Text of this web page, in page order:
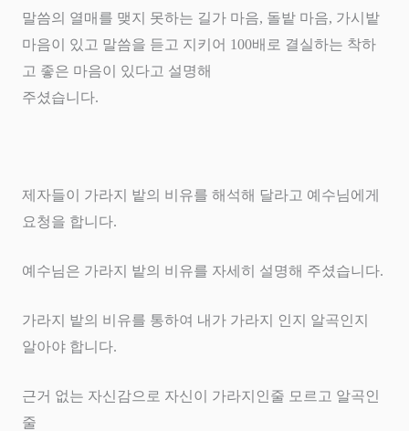
말씀의 열매를 맺지 못하는 길가 마음, 돌밭 마음, 가시밭
마음이 있고 말씀을 듣고 지키어 100배로 결실하는 착하
고 좋은 마음이 있다고 설명해
주셨습니다.
제자들이 가라지 밭의 비유를 해석해 달라고 예수님에게
요청을 합니다.
예수님은 가라지 밭의 비유를 자세히 설명해 주셨습니다.
가라지 밭의 비유를 통하여 내가 가라지 인지 알곡인지
알아야 합니다.
근거 없는 자신감으로 자신이 가라지인줄 모르고 알곡인
줄